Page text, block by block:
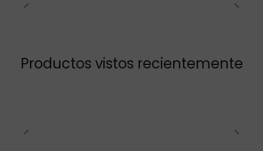
Productos vistos recientemente